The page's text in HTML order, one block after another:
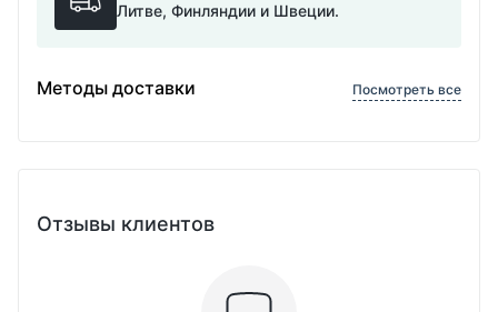
Литве, Финляндии и Швеции.
Методы доставки Посмотреть все
Отзывы клиентов